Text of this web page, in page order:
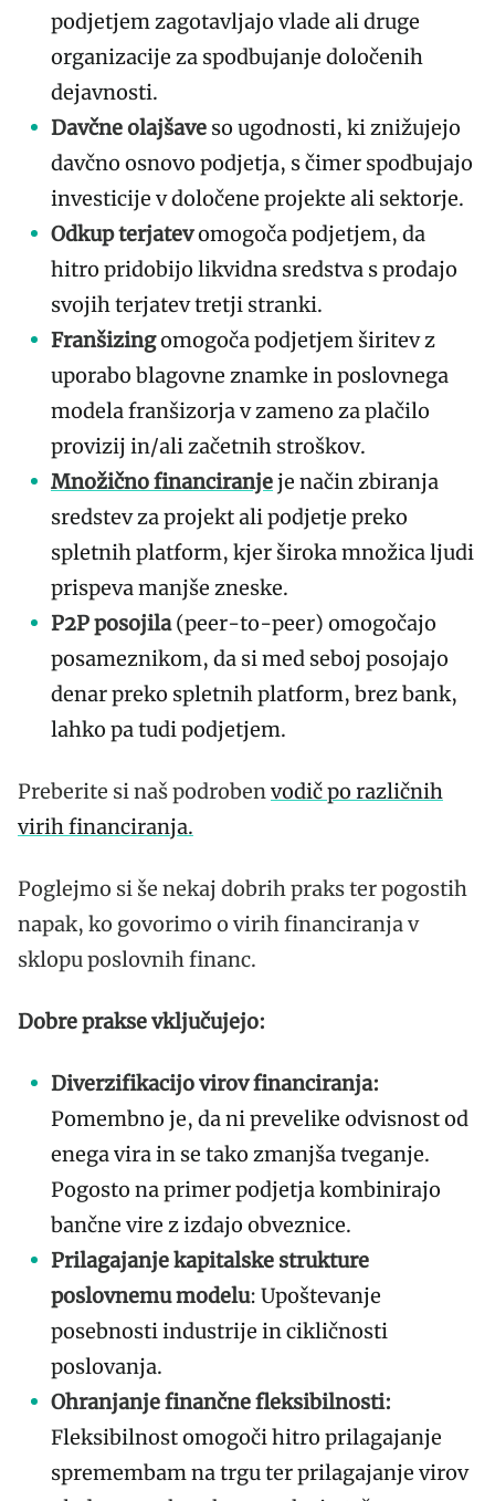
podjetjem zagotavljajo vlade ali druge
organizacije za spodbujanje določenih
dejavnosti.
Davčne olajšave so ugodnosti, ki znižujejo
davčno osnovo podjetja, s čimer spodbujajo
investicije v določene projekte ali sektorje.
Odkup terjatevomogoča podjetjem, da
hitro pridobijo likvidna sredstva s prodajo
svojih terjatev tretji stranki.
Franšizingomogoča podjetjem širitev z
uporabo blagovne znamke in poslovnega
modela franšizorja v zameno za plačilo
provizij in/ali začetnih stroškov.
Množično financiranjeje način zbiranja
sredstev za projekt ali podjetje preko
spletnih platform, kjer široka množica ljudi
prispeva manjše zneske.
P2P posojila(peer-to-peer) omogočajo
posameznikom, da si med seboj posojajo
denar preko spletnih platform, brez bank,
lahko pa tudi podjetjem.
Preberite si naš podroben vodič po različnih
virih financiranja.
Poglejmo si še nekaj dobrih praks ter pogostih
napak, ko govorimo o virih financiranja v
sklopu poslovnih financ.
Dobre prakse vključujejo:
Diverzifikacijo virov financiranja:
Pomembno je, da ni prevelike odvisnost od
enega vira in se tako zmanjša tveganje.
Pogosto na primer podjetja kombinirajo
bančne vire z izdajo obveznice.
Prilagajanje kapitalske strukture
poslovnemu modelu: Upoštevanje
posebnosti industrije in cikličnosti
poslovanja.
Ohranjanje finančne fleksibilnosti:
Fleksibilnost omogoči hitro prilagajanje
spremembam na trgu ter prilagajanje virov